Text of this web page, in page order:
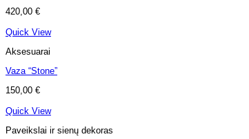
420,00 €
Quick View
Aksesuarai
Vaza “Stone”
150,00 €
Quick View
Paveikslai ir sienų dekoras